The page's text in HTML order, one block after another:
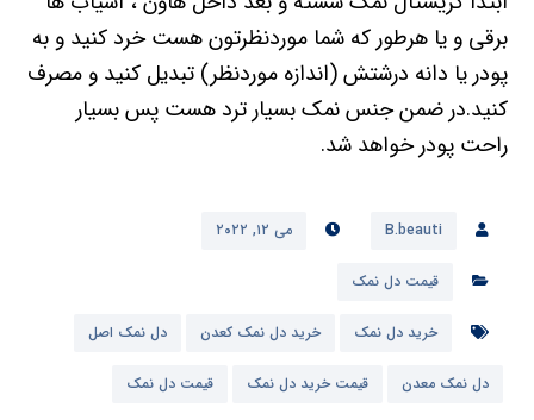
برقی و یا هرطور که شما موردنظرتون هست خرد کنید و به
پودر یا دانه درشتش (اندازه موردنظر) تبدیل کنید و مصرف
کنید.در ضمن جنس نمک بسیار ترد هست پس بسیار
راحت پودر خواهد شد.
B.beauti می ۱۲, ۲۰۲۲
قیمت دل نمک
خرید دل نمک خرید دل نمک کعدن دل نمک اصل
دل نمک معدن قیمت خرید دل نمک قیمت دل نمک